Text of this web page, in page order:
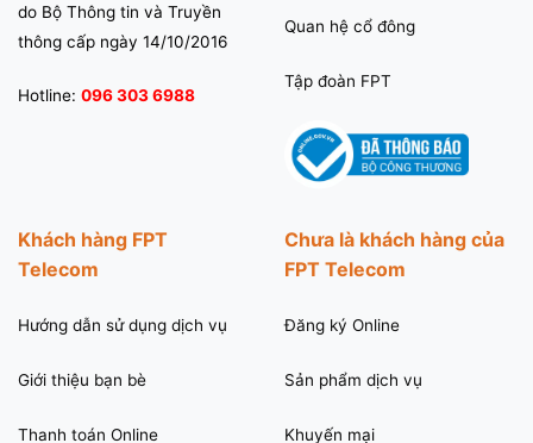
do Bộ Thông tin và Truyền
thông cấp ngày 14/10/2016
Hotline: 096 303 6988
Quan hệ cổ đông
Tập đoàn FPT
Khách hàng FPT
Telecom
Hướng dẫn sử dụng dịch vụ
Giới thiệu bạn bè
Thanh toán Online
Chưa là khách hàng của
FPT Telecom
Đăng ký Online
Sản phẩm dịch vụ
Khuyến mại